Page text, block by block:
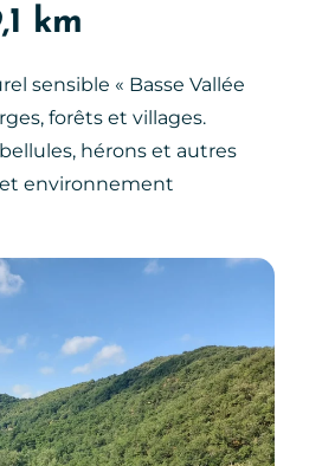
km
sensible « Basse Vallée
forêts et villages.
hérons et autres
environnement